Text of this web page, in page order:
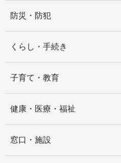
防災・防犯
くらし・手続き
子育て・教育
健康・医療・福祉
窓口・施設